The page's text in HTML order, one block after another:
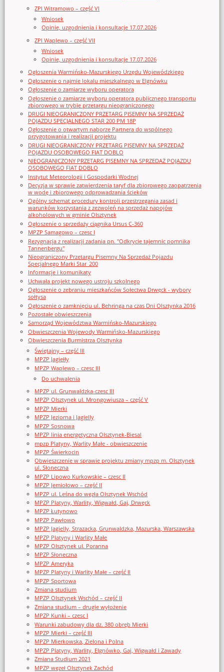
ZPI Witramowo – część VI
Wniosek
Opinie, uzgodnienia i konsultacje 17.07.2026
ZPI Waplewo – część VII
Wniosek
Opinie, uzgodnienia i konsultacje 17.07.2026
Ogłoszenia Warmińsko-Mazurskiego Urzędu Wojewódzkiego
Ogłoszenie o najmie lokalu mieszkalnego w Elgnówku
Ogłoszenie o zamiarze wyboru operatora
Ogłoszenie o zamiarze wyboru operatora publicznego transportu
zbiorowego w trybie przetargu nieograniczonego
DRUGI NIEOGRANICZONY PRZETARG PISEMNY NA SPRZEDAŻ
POJAZDU SPECJALNEGO STAR 200 PM 18P
Ogłoszenie o otwartym naborze Partnera do wspólnego
przygotowania i realizacji projektu
DRUGI NIEOGRANICZONY PRZETARG PISEMNY NA SPRZEDAŻ
POJAZDU OSOBOWEGO FIAT DOBLO
NIEOGRANICZONY PRZETARG PISEMNY NA SPRZEDAŻ POJAZDU
OSOBOWEGO FIAT DOBLO
Instytut Meteorologii i Gospodarki Wodnej
Decyzja w sprawie zatwierdzenia taryf dla zbiorowego zaopatrzenia
w wodę i zbiorowego odprowadzania ścieków
Ogólny schemat procedury kontroli przestrzegania zasad i
warunków korzystania z zezwoleń na sprzedaż napojów
alkoholowych w gminie Olsztynek
Ogłoszenie o sprzedaży ciągnika Ursus C-360
MPZP Samagowo – czesc I
Rezygnacja z realizacji zadania pn. "Odkrycie tajemnic pomnika
Tannenbergu"
Nieograniczony Przetargu Pisemny Na Sprzedaż Pojazdu
Specjalnego Marki Star_200
Informacje i komunikaty
Uchwała projekt nowego ustroju szkolnego
Ogłoszenie o zebraniu mieszkańców Sołectwa Drwęck - wybory
sołtysa
Ogłoszenie o zamknięciu ul. Behringa na czas Dni Olsztynka 2016
Pozostałe obwieszczenia
Samorząd Województwa Warmińsko-Mazurskiego
Obwieszczenia Wojewody Warmińsko-Mazurskiego
Obwieszczenia Burmistrza Olsztynka
Świętajny – część III
MPZP Jagiełły
MPZP Waplewo – czesc III
Do uchwalenia
MPZP ul. Grunwaldzka-czesc III
MPZP Olsztynek ul. Mrongowiusza – część V
MPZP Mierki
MPZP Jeziorna i Jagielly
MPZP Sosnowa
MPZP linia energetyczna Olsztynek-Biesal
mpzp Platyny, Warlity Małe - obwieszczenie
MPZP Świerkocin
Obwieszczenie w sprawie projektu zmiany mpzp m. Olsztynek
ul. Słoneczna
MPZP Lipowo Kurkowskie – czesc II
MPZP Jemiołowo – część II
MPZP ul. Leśna do węzła Olsztynek Wschód
MPZP Platyny, Warlity, Wigwałd, Gaj, Drwęck
MPZP Łutynowo
MPZP Pawłowo
MPZP Jagielly, Strazacka, Grunwaldzka, Mazurska, Warszawska
MPZP Platyny i Warlity Małe
MPZP Olsztynek ul. Poranna
MPZP Słoneczna
MPZP Ameryka
MPZP Platyny i Warlity Małe – część II
MPZP Sportowa
Zmiana studium
MPZP Olsztynek Wschód – część II
Zmiana studium – drugie wyłożenie
MPZP Kunki – czesc I
Warunki zabudowy dla dz. 380 obręb Mierki
MPZP Mierki – część III
MPZP Mierkowska, Zielona i Polna
MPZP Platyny, Warlity, Elgnówko, Gaj, Wigwałd i Zawady
Zmiana Studium 2021
MPZP węzeł Olsztynek Zachód